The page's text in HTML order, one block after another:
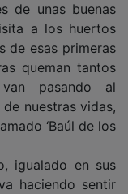
de unas buenas
a los huertos
de esas primeras
queman tantos
pasando al
nuestras vidas,
‘Baúl de los
igualado en sus
haciendo sentir